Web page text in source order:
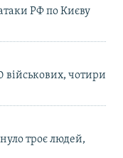
РФ по Києву
військових, чотири
троє людей,